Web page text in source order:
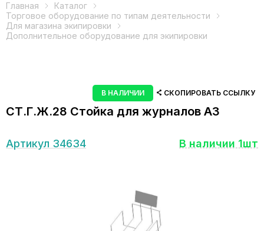
Главная
Каталог
Торговое оборудование по типам деятельности
Для магазина экипировки
Дополнительное оборудование для экипировки
В НАЛИЧИИ СКОПИРОВАТЬ ССЫЛКУ
СТ.Г.Ж.28 Стойка для журналов А3
Артикул 34634 В наличии 1шт